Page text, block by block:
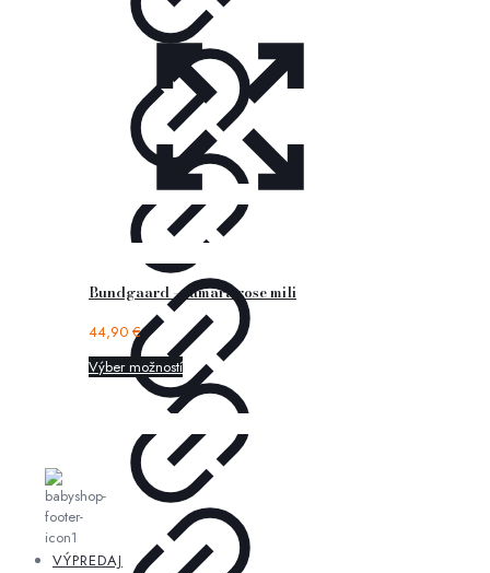
VÝPREDAJ
Bundgaard – tamara rose mili
44,90 €
Výber možností